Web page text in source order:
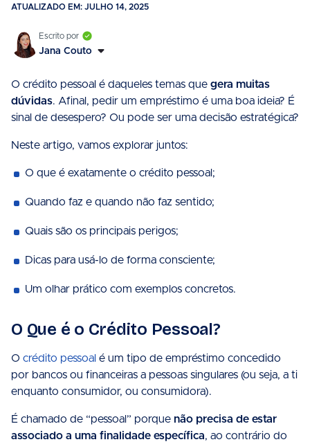
ATUALIZADO EM: JULHO 14, 2025
Jana Couto
O crédito pessoal é daqueles temas que gera muitas
dúvidas. Afinal, pedir um empréstimo é uma boa ideia? É
sinal de desespero? Ou pode ser uma decisão estratégica?
Neste artigo, vamos explorar juntos:
O que é exatamente o crédito pessoal;
Quando faz e quando não faz sentido;
Quais são os principais perigos;
Dicas para usá-lo de forma consciente;
Um olhar prático com exemplos concretos.
O Que é o Crédito Pessoal?
O crédito pessoal é um tipo de empréstimo concedido
por bancos ou financeiras a pessoas singulares (ou seja, a ti
enquanto consumidor, ou consumidora).
É chamado de “pessoal” porque não precisa de estar
associado a uma finalidade específica, ao contrário do